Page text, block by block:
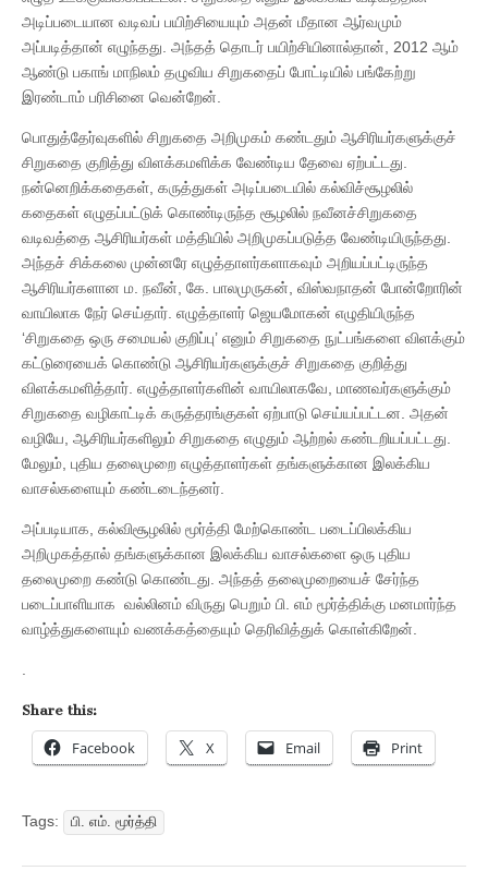
அடிப்படையான வடிவப் பயிற்சியையும் அதன் மீதான ஆர்வமும்
அப்படித்தான் எழுந்தது. அந்தத் தொடர் பயிற்சியினால்தான், 2012 ஆம்
ஆண்டு பகாங் மாநிலம் தழுவிய சிறுகதைப் போட்டியில் பங்கேற்று
இரண்டாம் பரிசினை வென்றேன்.
பொதுத்தேர்வுகளில் சிறுகதை அறிமுகம் கண்டதும் ஆசிரியர்களுக்குச்
சிறுகதை குறித்து விளக்கமளிக்க வேண்டிய தேவை ஏற்பட்டது.
நன்னெறிக்கதைகள், கருத்துகள் அடிப்படையில் கல்விச்சூழலில்
கதைகள் எழுதப்பட்டுக் கொண்டிருந்த சூழலில் நவீனச்சிறுகதை
வடிவத்தை ஆசிரியர்கள் மத்தியில் அறிமுகப்படுத்த வேண்டியிருந்தது.
அந்தச் சிக்கலை முன்னரே எழுத்தாளர்களாகவும் அறியப்பட்டிருந்த
ஆசிரியர்களான ம. நவீன், கே. பாலமுருகன், விஸ்வநாதன் போன்றோரின்
வாயிலாக நேர் செய்தார். எழுத்தாளர் ஜெயமோகன் எழுதியிருந்த
‘சிறுகதை ஒரு சமையல் குறிப்பு’ எனும் சிறுகதை நுட்பங்களை விளக்கும்
கட்டுரையைக் கொண்டு ஆசிரியர்களுக்குச் சிறுகதை குறித்து
விளக்கமளித்தார். எழுத்தாளர்களின் வாயிலாகவே, மாணவர்களுக்கும்
சிறுகதை வழிகாட்டிக் கருத்தரங்குகள் ஏற்பாடு செய்யப்பட்டன. அதன்
வழியே, ஆசிரியர்களிலும் சிறுகதை எழுதும் ஆற்றல் கண்டறியப்பட்டது.
மேலும், புதிய தலைமுறை எழுத்தாளர்கள் தங்களுக்கான இலக்கிய
வாசல்களையும் கண்டடைந்தனர்.
அப்படியாக, கல்விசூழலில் மூர்த்தி மேற்கொண்ட படைப்பிலக்கிய
அறிமுகத்தால் தங்களுக்கான இலக்கிய வாசல்களை ஒரு புதிய
தலைமுறை கண்டு கொண்டது. அந்தத் தலைமுறையைச் சேர்ந்த
படைப்பாளியாக வல்லினம் விருது பெறும் பி. எம் மூர்த்திக்கு மனமார்ந்த
வாழ்த்துகளையும் வணக்கத்தையும் தெரிவித்துக் கொள்கிறேன்.
Share this:
Facebook X Email Print
Tags: பி. எம். மூர்த்தி